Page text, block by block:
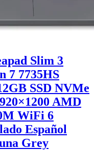
Slim 3
7 7735HS
SSD NVMe
AMD
WiFi 6
Español
Grey